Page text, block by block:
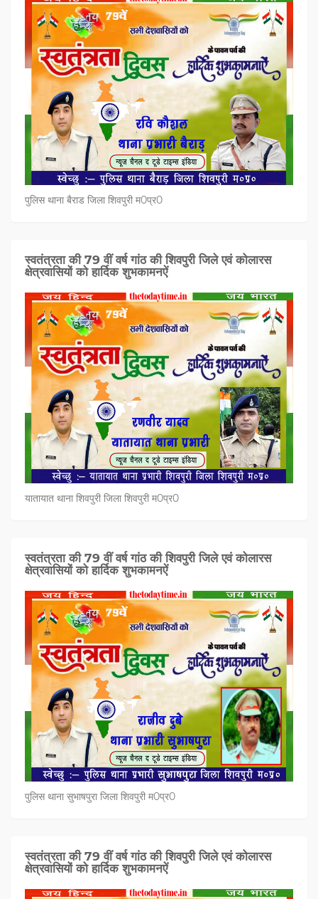
पुलिस थाना बैराड जिला शिवपुरी म0प्र0
स्वतंत्रता की 79 वीं वर्ष गांठ की शिवपुरी जिले एवं कोलारस
क्षेत्रवासियों को हार्दिक शुभकामनऐं
यातायात थाना शिवपुरी जिला शिवपुरी म0प्र0
स्वतंत्रता की 79 वीं वर्ष गांठ की शिवपुरी जिले एवं कोलारस
क्षेत्रवासियों को हार्दिक शुभकामनऐं
पुलिस थाना सुभाषपुरा जिला शिवपुरी म0प्र0
स्वतंत्रता की 79 वीं वर्ष गांठ की शिवपुरी जिले एवं कोलारस
क्षेत्रवासियों को हार्दिक शुभकामनऐं